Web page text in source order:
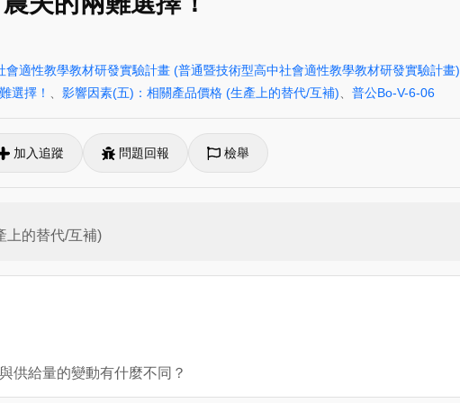
會適性教學教材研發實驗計畫 (普通暨技術型高中社會適性教學教材研發實驗計畫)
選擇！ 影響因素(五)：相關產品價格 (生產上的替代/互補) 普公Bo-V-6-06
加入追蹤 問題回報 檢舉
上的替代/互補)
供給量的變動有什麼不同？